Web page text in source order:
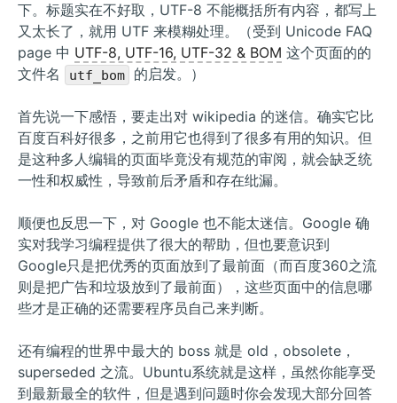
下。标题实在不好取，UTF-8 不能概括所有内容，都写上
又太长了，就用 UTF 来模糊处理。（受到 Unicode FAQ
page 中 UTF-8, UTF-16, UTF-32 & BOM 这个页面的的
文件名
utf_bom 的启发。）
首先说一下感悟，要走出对 wikipedia 的迷信。确实它比
百度百科好很多，之前用它也得到了很多有用的知识。但
是这种多人编辑的页面毕竟没有规范的审阅，就会缺乏统
一性和权威性，导致前后矛盾和存在纰漏。
顺便也反思一下，对 Google 也不能太迷信。Google 确
实对我学习编程提供了很大的帮助，但也要意识到
Google只是把优秀的页面放到了最前面（而百度360之流
则是把广告和垃圾放到了最前面），这些页面中的信息哪
些才是正确的还需要程序员自己来判断。
还有编程的世界中最大的 boss 就是 old，obsolete，
superseded 之流。Ubuntu系统就是这样，虽然你能享受
到最新最全的软件，但是遇到问题时你会发现大部分回答